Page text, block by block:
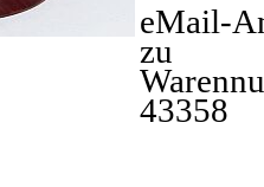
eMail-
zu
43358